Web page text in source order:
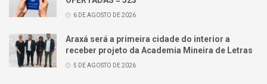
6 DE AGOSTO DE 2026
Araxá será a primeira cidade do interior a
receber projeto da Academia Mineira de Letras
5 DE AGOSTO DE 2026